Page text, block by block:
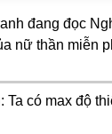
đang đọc
nữ thần miễn
Ta có max độ